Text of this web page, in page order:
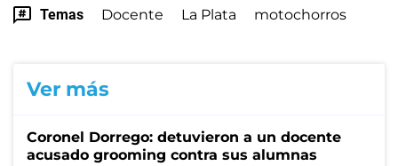
Temas Docente La Plata motochorros
Ver más
Coronel Dorrego: detuvieron a un docente
acusado grooming contra sus alumnas